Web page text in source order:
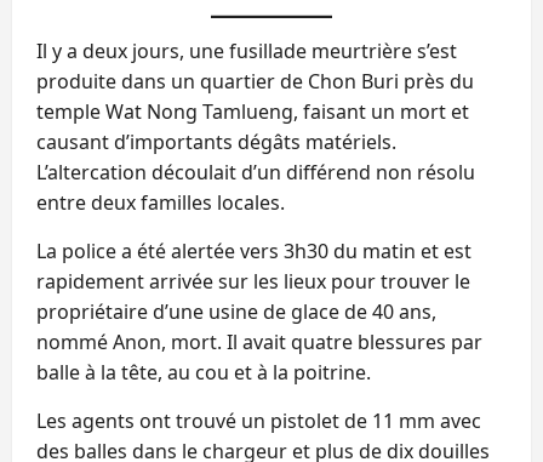
Il y a deux jours, une fusillade meurtrière s’est
produite dans un quartier de Chon Buri près du
temple Wat Nong Tamlueng, faisant un mort et
causant d’importants dégâts matériels.
L’altercation découlait d’un différend non résolu
entre deux familles locales.
La police a été alertée vers 3h30 du matin et est
rapidement arrivée sur les lieux pour trouver le
propriétaire d’une usine de glace de 40 ans,
nommé Anon, mort. Il avait quatre blessures par
balle à la tête, au cou et à la poitrine.
Les agents ont trouvé un pistolet de 11 mm avec
des balles dans le chargeur et plus de dix douilles